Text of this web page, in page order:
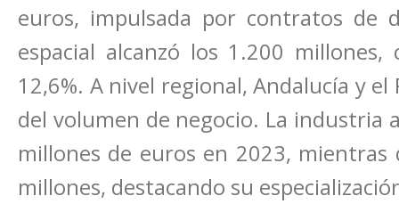
euros, impulsada por contratos de
espacial alcanzó los 1.200
12,6%. A nivel regional, Andalucía y
del volumen de negocio. La industria
millones de euros en 2023, mientras
millones, destacando su